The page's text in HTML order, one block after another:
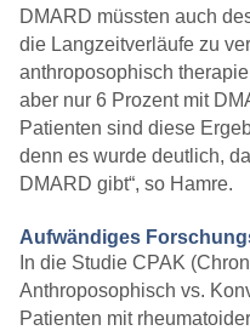
DMARD müssten auch
die Langzeitverläufe zu
anthroposophisch
aber nur 6 Prozent mit
Patienten sind diese
denn es wurde deutlich,
DMARD gibt“, so Hamre.
Aufwändiges
In die Studie CPAK
Anthroposophisch vs.
Patienten mit